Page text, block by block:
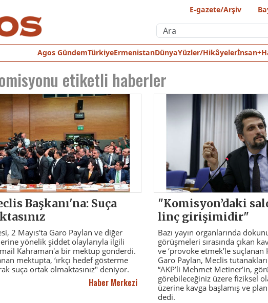
E-gazete/Arşiv
Agos GündemTürkiyeErmenistanDünyaYüzler/Hikâyeler
etiketli haberler
Başkanı'na: Suça
2 Mayıs'ta Garo Paylan ve diğer
yönelik şiddet olaylarıyla ilgili
Kahraman'a bir mektup gönderdi.
mektupta, ‘ırkçı hedef gösterme
suça ortak olmaktasınız" deniyor.
Haber Merkezi
"Komisyon’daki
linç girişimidir"
Bazı yayın organlarında
görüşmeleri sırasında çıkan
ve ‘provoke etmek’le
Garo Paylan, Meclis
“AKP’li Mehmet Metiner’in,
görebileceğiniz üzere fiziksel
üzerine kavga başlamış ve
dedi.